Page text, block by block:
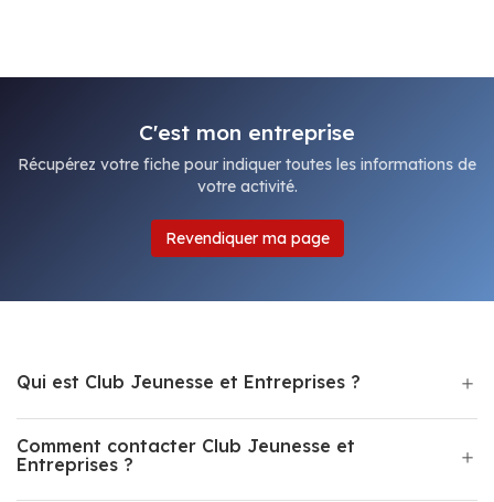
C'est mon entreprise
Récupérez votre fiche pour indiquer toutes les informations de
votre activité.
Revendiquer ma page
Qui est Club Jeunesse et Entreprises ?
Comment contacter Club Jeunesse et
Entreprises ?